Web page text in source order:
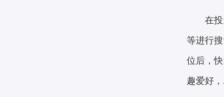
在
等进行
位后，
趣爱好